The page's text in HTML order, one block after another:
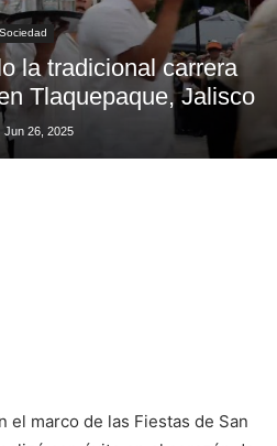
Sociedad
la tradicional carrera
Tlaquepaque, Jalisco
Jun 26, 2025
el marco de las Fiestas de San